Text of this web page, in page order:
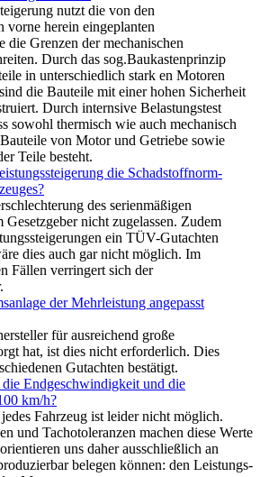
nutzt die von den
herein eingeplanten
die Grenzen der mechanischen
Durch das sog.Baukastenprinzip
in unterschiedlich stark en Motoren
die Bauteile mit einer hohen Sicherheit
Durch internsive Belastungstest
sowohl thermisch wie auch mechanisch
von Motor und Getriebe sowie
Teile besteht.
die Schadstoffnorm-
des serienmäßigen
Gesetzgeber nicht zugelassen. Zudem
ein TÜV-Gutachten
dies auch gar nicht möglich. Im
Fällen verringert sich der
der Mehrleistung angepasst
für ausreichend große
hat, ist dies nicht erforderlich. Dies
Gutachten bestätigt.
Endgeschwindigkeit und die
km/h?
Fahrzeug ist leider nicht möglich.
und Tachotoleranzen machen diese Werte
uns daher ausschließlich an
belegen können: den Leistungs-